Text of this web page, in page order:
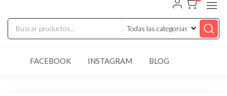
FACEBOOK INSTAGRAM BLOG